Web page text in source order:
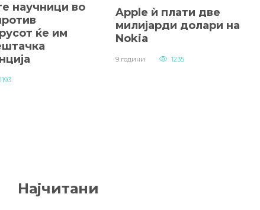
научници во
ќе им
1193
Apple ѝ плати две
милијарди долари на
Nokia
9 години 1235
Најчитани